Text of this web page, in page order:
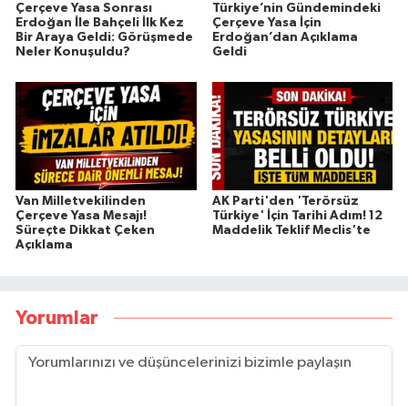
Çerçeve Yasa Sonrası
Erdoğan İle Bahçeli İlk Kez
Bir Araya Geldi: Görüşmede
Neler Konuşuldu?
Türkiye’nin Gündemindeki
Çerçeve Yasa İçin
Erdoğan’dan Açıklama
Geldi
Van Milletvekilinden
Çerçeve Yasa Mesajı!
Süreçte Dikkat Çeken
Açıklama
AK Parti'den 'Terörsüz
Türkiye' İçin Tarihi Adım! 12
Maddelik Teklif Meclis'te
Yorumlar